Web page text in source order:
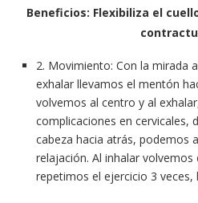
Beneficios: Flexibiliza el
2. Movimiento: Con la mirada
exhalar llevamos el mentón
volvemos al centro y al
complicaciones en cervicales,
cabeza hacia atrás, podemos
relajación. Al inhalar
repetimos el ejercicio 3 veces,